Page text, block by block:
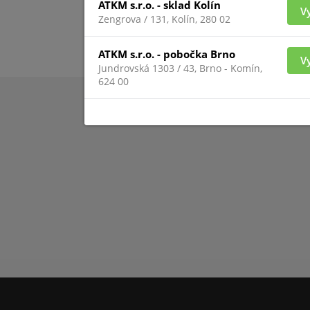
ATKM s.r.o. - sklad Kolín
Zengrova / 131, Kolín, 280 02
ATKM s.r.o. - pobočka Brno
Jundrovská 1303 / 43, Brno - Komín,
624 00